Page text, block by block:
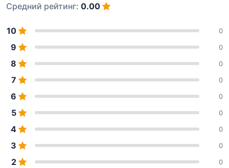
Средний рейтинг: 0.00
10 0
9 0
8 0
7 0
6 0
5 0
4 0
3 0
2 0